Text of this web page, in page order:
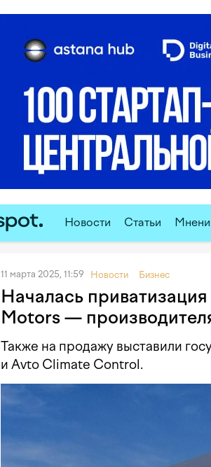
Новости Статьи
11 марта 2025, 11:59 Новости Бизнес
Началась
Motors —
Также на продажу выставили
и Avto Climate Control.